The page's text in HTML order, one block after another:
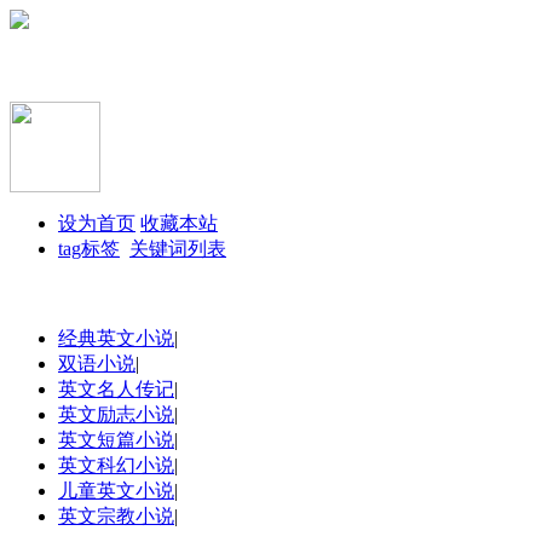
设为首页 收藏本站
tag标签 关键词列表
经典英文小说|
双语小说|
英文名人传记|
英文励志小说|
英文短篇小说|
英文科幻小说|
儿童英文小说|
英文宗教小说|